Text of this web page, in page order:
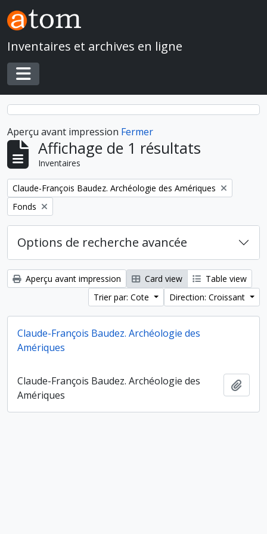
Skip to main content
Inventaires et archives en ligne
Toggle navigation
Aperçu avant impression Fermer
Affichage de 1 résultats
Inventaires
Remove filter:
Claude-François Baudez. Archéologie des Amériques
Remove filter:
Fonds
Options de recherche avancée
Aperçu avant impression Card view
Table view
Trier par: Cote
Direction: Croissant
Claude-François Baudez. Archéologie des
Amériques
Claude-François Baudez. Archéologie des
Amériques